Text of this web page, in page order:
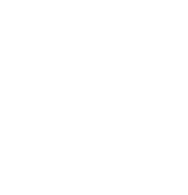
の視点からも協業
は、会社が負担し
などから優秀層が多